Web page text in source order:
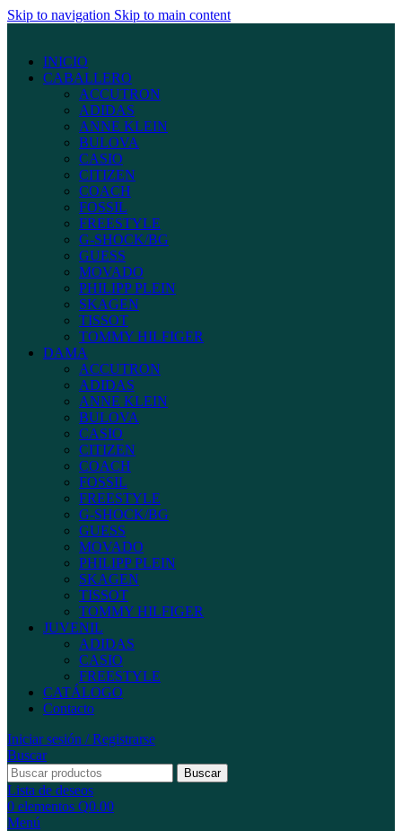
Skip to navigation Skip to main content
INICIO
CABALLERO
ACCUTRON
ADIDAS
ANNE KLEIN
BULOVA
CASIO
CITIZEN
COACH
FOSSIL
FREESTYLE
G-SHOCK/BG
GUESS
MOVADO
PHILIPP PLEIN
SKAGEN
TISSOT
TOMMY HILFIGER
DAMA
ACCUTRON
ADIDAS
ANNE KLEIN
BULOVA
CASIO
CITIZEN
COACH
FOSSIL
FREESTYLE
G-SHOCK/BG
GUESS
MOVADO
PHILIPP PLEIN
SKAGEN
TISSOT
TOMMY HILFIGER
JUVENIL
ADIDAS
CASIO
FREESTYLE
CATÁLOGO
Contacto
Iniciar sesión / Registrarse
Buscar
Buscar
Lista de deseos
0 elementos Q0.00
Menú